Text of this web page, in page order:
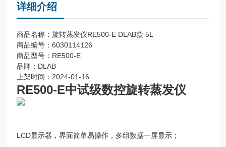
详细介绍
商品名称：旋转蒸发仪RE500-E DLAB款 5L
商品编号：6030114126
商品型号：RE500-E
品牌：DLAB
上架时间：2024-01-16
RE500-E中试级数控旋转蒸发仪
LCD显示器，界面简单易操作，多组数据一屏显示；